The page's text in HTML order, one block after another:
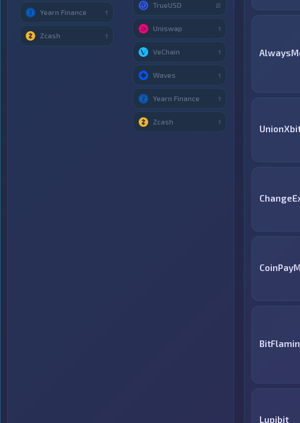
Lupibit
Yearn Finance 1
Zcash 1
TrueUSD 2
Uniswap 1
VeChain 1
Waves 1
Yearn Finance 1
Zcash 1